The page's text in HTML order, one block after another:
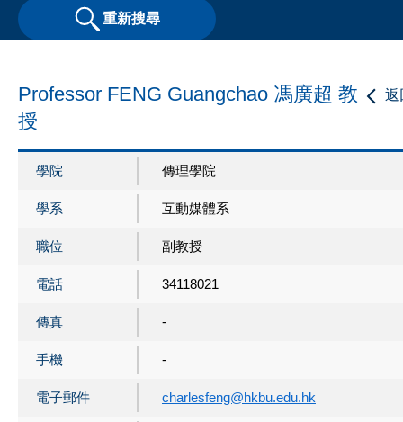
重新搜尋
返
Professor FENG Guangchao 馮廣超 教
授
學院 傳理學院
學系 互動媒體系
職位 副教授
電話 34118021
傳真 -
手機 -
電子郵件 charlesfeng@hkbu.edu.hk